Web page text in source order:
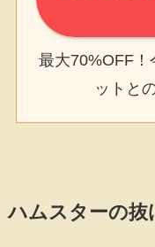
最大70%OFF
ットと
ハムスターの抜